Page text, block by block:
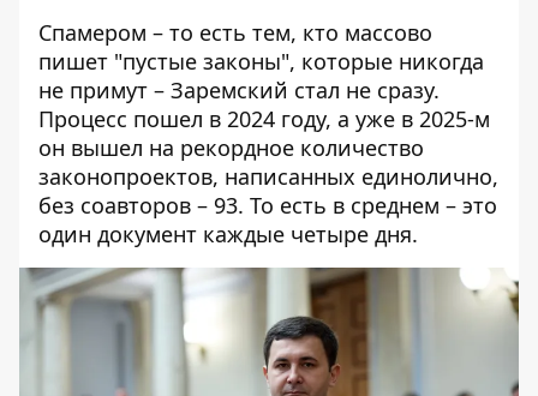
Спамером – то есть тем, кто массово
пишет "пустые законы", которые никогда
не примут – Заремский стал не сразу.
Процесс пошел в 2024 году, а уже в 2025-м
он вышел на рекордное количество
законопроектов, написанных единолично,
без соавторов – 93. То есть в среднем – это
один документ каждые четыре дня.